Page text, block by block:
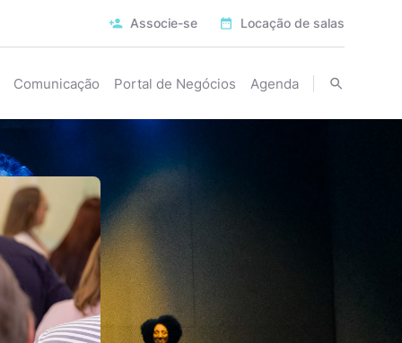
Associe-se Locação de salas
Comunicação Portal de Negócios Agenda